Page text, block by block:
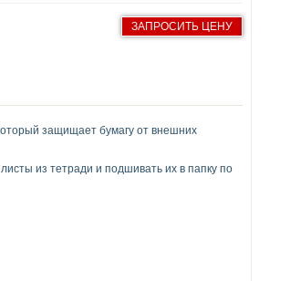
ЗАПРОСИТЬ ЦЕНУ
защищает бумагу от внешних
из тетради и подшивать их в папку по